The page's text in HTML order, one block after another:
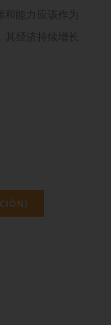
能力应该作为
其经济持续增长